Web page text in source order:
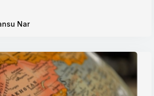
İlişkisi
Etkisi ve Doğu Türkistan Açmazı
Nar